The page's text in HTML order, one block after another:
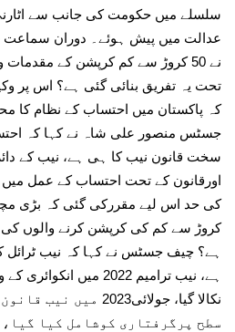
سلسلے میں حکومت کی جانب سے
عدالت میں پیش ہوئے۔ دوران
نے 50 کروڑ سے کم کرپشن کے
تحت یہ تفریق بنائی گئی ہے؟ اس پر
کہ پاکستان میں احتساب کے نظام کا
جسٹس منصور علی شاہ نے کہا کہ
سخت قانون نیب کا ہی ہے، نیب کے
کروڑ سے کم کی کرپشن کرنے والوں
ہے؟ چیف جسٹس نے کہا کہ نیب
ہے، نیب ترامیم 2022
نکالا گیا،
سطح پرگرفتاری کوشامل کیا